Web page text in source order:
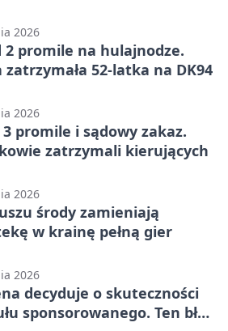
2026
2 promile na hulajnodze.
zatrzymała 52-latka na DK94
2026
promile i sądowy zakaz.
zatrzymali kierujących
2026
środy zamieniają
w krainę pełną gier
2026
decyduje o skuteczności
sponsorowanego. Ten błąd